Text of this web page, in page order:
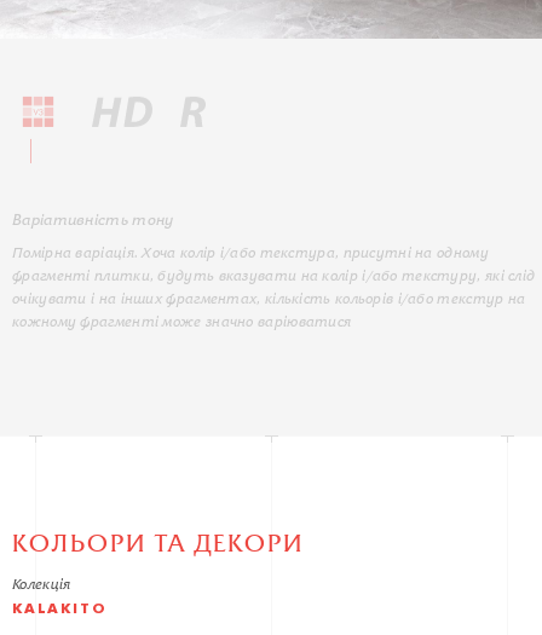
Помірна варіація. Хоча колір і/або текстура, присутні на одному
фрагменті плитки, будуть вказувати на колір і/або текстуру, які слід
очікувати і на інших фрагментах, кількість кольорів і/або текстур на
кожному фрагменті може значно варіюватися
КОЛЬОРИ ТА ДЕКОРИ
Колекція
KALAKITO